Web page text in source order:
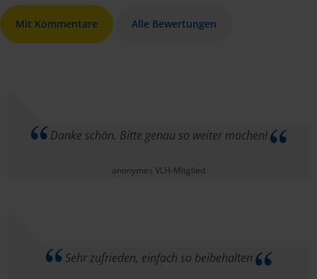
Mit Kommentare Alle Bewertungen
Danke schön. Bitte genau so weiter machen!
anonymes VLH-Mitglied
Sehr zufrieden, einfach so beibehalten